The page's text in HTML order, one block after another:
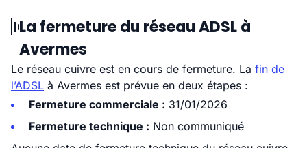
La fermeture du réseau ADSL à
Avermes
Le réseau cuivre est en cours de fermeture. La fin de
l’ADSL à Avermes est prévue en deux étapes :
Fermeture commerciale : 31/01/2026
Fermeture technique : Non communiqué